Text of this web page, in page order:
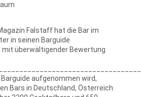
Falstaff hat die Bar im
in seinen Barguide
überwältigender Bewertung
aufgenommen wird,
Bars in Deutschland, Österreich